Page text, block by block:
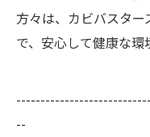
方々は、カビバスタ
で、安心して健康な環
--